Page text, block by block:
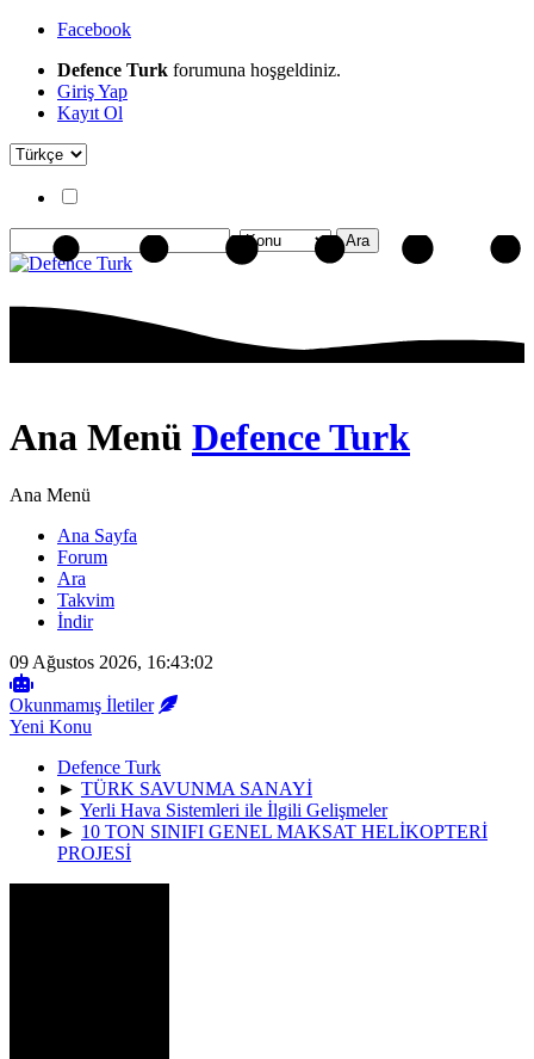
Facebook
Defence Turk forumuna hoşgeldiniz.
Giriş Yap
Kayıt Ol
Ana Menü Defence Turk
Ana Menü
Ana Sayfa
Forum
Ara
Takvim
İndir
09 Ağustos 2026, 16:43:02
Okunmamış İletiler
Yeni Konu
Defence Turk
► TÜRK SAVUNMA SANAYİ
► Yerli Hava Sistemleri ile İlgili Gelişmeler
► 10 TON SINIFI GENEL MAKSAT HELİKOPTERİ
PROJESİ